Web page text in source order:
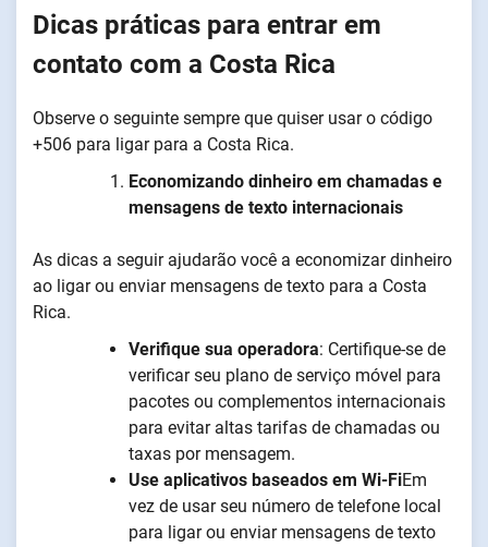
Dicas práticas para entrar em
contato com a Costa Rica
Observe o seguinte sempre que quiser usar o código
+506 para ligar para a Costa Rica.
Economizando dinheiro em chamadas e
mensagens de texto internacionais
As dicas a seguir ajudarão você a economizar dinheiro
ao ligar ou enviar mensagens de texto para a Costa
Rica.
Verifique sua operadora: Certifique-se de
verificar seu plano de serviço móvel para
pacotes ou complementos internacionais
para evitar altas tarifas de chamadas ou
taxas por mensagem.
Use aplicativos baseados em Wi-FiEm
vez de usar seu número de telefone local
para ligar ou enviar mensagens de texto